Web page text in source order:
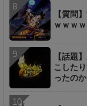
【質問
ｗｗｗ
【話題
こした
ったの